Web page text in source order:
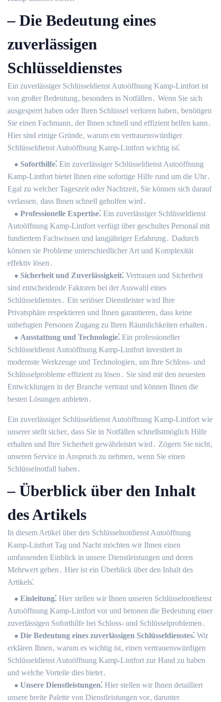
– Die Bedeutung eines
zuverlässigen
Schlüsseldienstes
Ein zuverlässiger Schlüsseldienst Autoöffnung Kamp-Lintfort ist
von großer Bedeutung‚ besonders in Notfällen․ Wenn Sie sich
ausgesperrt haben oder Ihren Schlüssel verloren haben‚ benötigen
Sie einen Fachmann‚ der Ihnen schnell und effizient helfen kann․
Hier sind einige Gründe‚ warum ein vertrauenswürdiger
Schlüsseldienst Autoöffnung Kamp-Lintfort wichtig ist⁚
Soforthilfe⁚ Ein zuverlässiger Schlüsseldienst Autoöffnung
Kamp-Lintfort bietet Ihnen eine sofortige Hilfe rund um die Uhr․
Egal zu welcher Tageszeit oder Nachtzeit‚ Sie können sich darauf
verlassen‚ dass Ihnen schnell geholfen wird․
Professionelle Expertise⁚ Ein zuverlässiger Schlüsseldienst
Autoöffnung Kamp-Lintfort verfügt über geschultes Personal mit
fundiertem Fachwissen und langjähriger Erfahrung․ Dadurch
können sie Probleme unterschiedlicher Art und Komplexität
effektiv lösen․
Sicherheit und Zuverlässigkeit⁚ Vertrauen und Sicherheit
sind entscheidende Faktoren bei der Auswahl eines
Schlüsseldienstes․ Ein seriöser Dienstleister wird Ihre
Privatsphäre respektieren und Ihnen garantieren‚ dass keine
unbefugten Personen Zugang zu Ihren Räumlichkeiten erhalten․
Ausstattung und Technologie⁚ Ein professioneller
Schlüsseldienst Autoöffnung Kamp-Lintfort investiert in
modernste Werkzeuge und Technologien‚ um Ihre Schloss- und
Schlüsselprobleme effizient zu lösen․ Sie sind mit den neuesten
Entwicklungen in der Branche vertraut und können Ihnen die
besten Lösungen anbieten․
Ein zuverlässiger Schlüsseldienst Autoöffnung Kamp-Lintfort wie
unserer stellt sicher‚ dass Sie in Notfällen schnellstmöglich Hilfe
erhalten und Ihre Sicherheit gewährleistet wird․ Zögern Sie nicht‚
unseren Service in Anspruch zu nehmen‚ wenn Sie einen
Schlüsselnotfall haben․
– Überblick über den Inhalt
des Artikels
In diesem Artikel über den Schlüsselnotdienst Autoöffnung
Kamp-Lintfort Tag und Nacht möchten wir Ihnen einen
umfassenden Einblick in unsere Dienstleistungen und deren
Mehrwert geben․ Hier ist ein Überblick über den Inhalt des
Artikels⁚
Einleitung⁚ Hier stellen wir Ihnen unseren Schlüsselnotdienst
Autoöffnung Kamp-Lintfort vor und betonen die Bedeutung einer
zuverlässigen Soforthilfe bei Schloss- und Schlüsselproblemen․
Die Bedeutung eines zuverlässigen Schlüsseldienstes⁚ Wir
erklären Ihnen‚ warum es wichtig ist‚ einen vertrauenswürdigen
Schlüsseldienst Autoöffnung Kamp-Lintfort zur Hand zu haben
und welche Vorteile dies bietet․
Unsere Dienstleistungen⁚ Hier stellen wir Ihnen detailliert
unsere breite Palette von Dienstleistungen vor‚ darunter